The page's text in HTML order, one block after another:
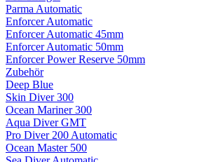
Parma Automatic
Enforcer Automatic
Enforcer Automatic 45mm
Enforcer Automatic 50mm
Enforcer Power Reserve 50mm
Zubehör
Deep Blue
Skin Diver 300
Ocean Mariner 300
Aqua Diver GMT
Pro Diver 200 Automatic
Ocean Master 500